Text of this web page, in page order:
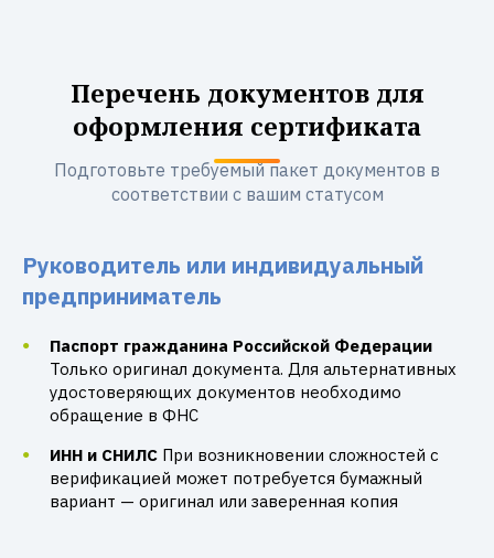
Перечень документов для
оформления сертификата
Подготовьте требуемый пакет документов в
соответствии с вашим статусом
Руководитель или индивидуальный
предприниматель
Паспорт гражданина Российской Федерации
Только оригинал документа. Для альтернативных
удостоверяющих документов необходимо
обращение в ФНС
ИНН и СНИЛС При возникновении сложностей с
верификацией может потребуется бумажный
вариант — оригинал или заверенная копия